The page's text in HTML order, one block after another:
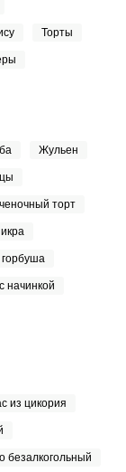
Торты
Жульен
торт
начинкой
из цикория
безалкогольный